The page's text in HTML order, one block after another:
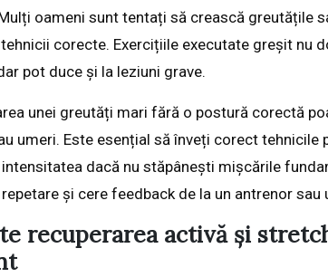
oameni sunt tentați să crească greutățile
corecte. Exercițiile executate greșit nu
pot duce și la leziuni grave.
unei greutăți mari fără o postură corectă
umeri. Este esențial să înveți corect tehnicile
dacă nu stăpânești mișcările
și cere feedback de la un antrenor sau
recuperarea activă și